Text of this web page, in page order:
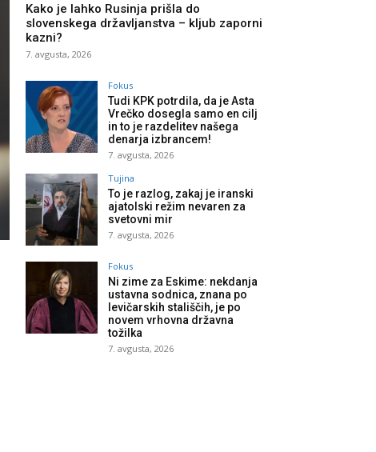
Kako je lahko Rusinja prišla do
slovenskega državljanstva – kljub zaporni
kazni?
7. avgusta, 2026
Fokus
Tudi KPK potrdila, da je Asta
Vrečko dosegla samo en cilj
in to je razdelitev našega
denarja izbrancem!
7. avgusta, 2026
Tujina
To je razlog, zakaj je iranski
ajatolski režim nevaren za
svetovni mir
7. avgusta, 2026
Fokus
Ni zime za Eskime: nekdanja
ustavna sodnica, znana po
levičarskih stališčih, je po
novem vrhovna državna
tožilka
7. avgusta, 2026